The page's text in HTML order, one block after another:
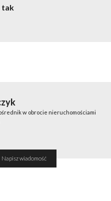
tak
w obrocie nieruchomościami
Napisz wiadomość